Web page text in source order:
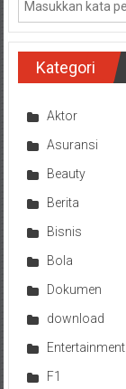
Kategori
Aktor
Asuransi
Beauty
Berita
Bisnis
Bola
Dokumen
download
Entertainment
F1